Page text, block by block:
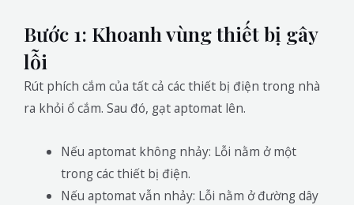
Bước 1: Khoanh vùng thiết bị gây
lỗi
Rút phích cắm của tất cả các thiết bị điện trong nhà
ra khỏi ổ cắm. Sau đó, gạt aptomat lên.
Nếu aptomat không nhảy: Lỗi nằm ở một
trong các thiết bị điện.
Nếu aptomat vẫn nhảy: Lỗi nằm ở đường dây